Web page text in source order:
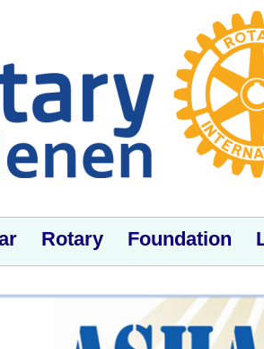
Rotary Foundation